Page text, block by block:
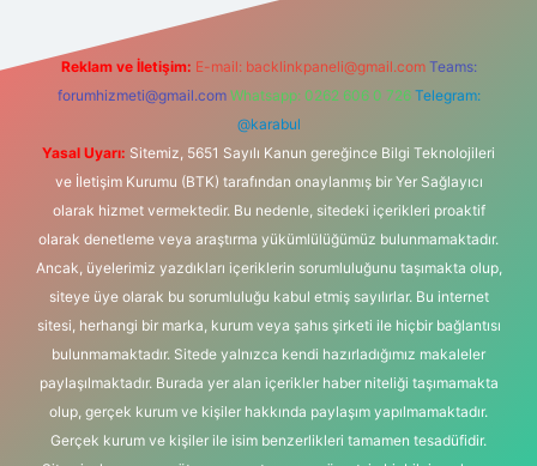
Reklam ve İletişim: E-mail: backlinkpaneli@gmail.com Teams:
forumhizmeti@gmail.com Whatsapp: 0262 606 0 726 Telegram:
@karabul
Yasal Uyarı: Sitemiz, 5651 Sayılı Kanun gereğince Bilgi Teknolojileri
ve İletişim Kurumu (BTK) tarafından onaylanmış bir Yer Sağlayıcı
olarak hizmet vermektedir. Bu nedenle, sitedeki içerikleri proaktif
olarak denetleme veya araştırma yükümlülüğümüz bulunmamaktadır.
Ancak, üyelerimiz yazdıkları içeriklerin sorumluluğunu taşımakta olup,
siteye üye olarak bu sorumluluğu kabul etmiş sayılırlar. Bu internet
sitesi, herhangi bir marka, kurum veya şahıs şirketi ile hiçbir bağlantısı
bulunmamaktadır. Sitede yalnızca kendi hazırladığımız makaleler
paylaşılmaktadır. Burada yer alan içerikler haber niteliği taşımamakta
olup, gerçek kurum ve kişiler hakkında paylaşım yapılmamaktadır.
Gerçek kurum ve kişiler ile isim benzerlikleri tamamen tesadüfidir.